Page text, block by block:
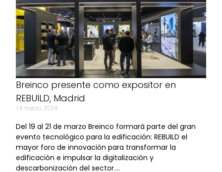
Breinco presente como expositor en
REBUILD, Madrid
14 marzo, 2024
Del 19 al 21 de marzo Breinco formará parte del gran
evento tecnológico para la edificación: REBUILD el
mayor foro de innovación para transformar la
edificación e impulsar la digitalización y
descarbonización del sector….